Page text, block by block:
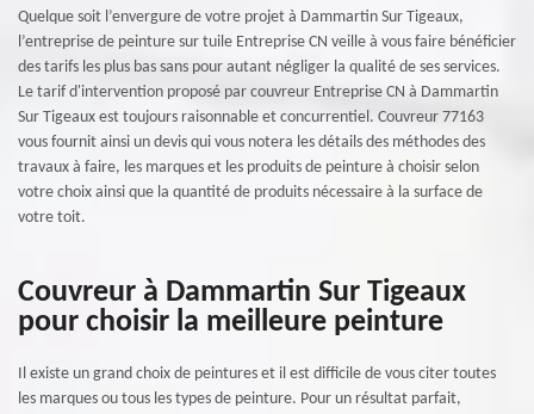
Quelque soit l’envergure de votre projet à Dammartin Sur Tigeaux,
l’entreprise de peinture sur tuile Entreprise CN veille à vous faire bénéficier
des tarifs les plus bas sans pour autant négliger la qualité de ses services.
Le tarif d'intervention proposé par couvreur Entreprise CN à Dammartin
Sur Tigeaux est toujours raisonnable et concurrentiel. Couvreur 77163
vous fournit ainsi un devis qui vous notera les détails des méthodes des
travaux à faire, les marques et les produits de peinture à choisir selon
votre choix ainsi que la quantité de produits nécessaire à la surface de
votre toit.
Couvreur à Dammartin Sur Tigeaux
pour choisir la meilleure peinture
Il existe un grand choix de peintures et il est difficile de vous citer toutes
les marques ou tous les types de peinture. Pour un résultat parfait,